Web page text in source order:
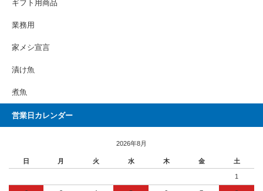
ギフト用商品
業務用
家メシ宣言
漬け魚
煮魚
営業日カレンダー
2026年8月
日 月 火 水 木 金 土
1